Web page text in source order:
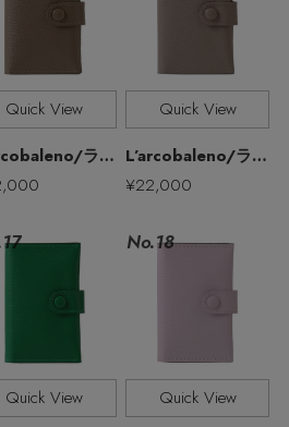
センシャル】
が交差する16の名品
Quick View
L’arcobaleno/ラルコバレーノ
Quick View
L’arcobaleno/ラルコバレーノ
¥22,000
Quick View
No.18
Quick View